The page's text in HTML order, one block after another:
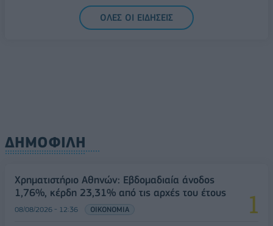
ΕΛΛΑΔΑ
Ειδικό Χωροταξικό για τον Τουρισμό: Οι νέοι
ΟΛΕΣ ΟΙ ΕΙΔΗΣΕΙΣ
ΔΗΜΟΦΙΛΗ
Χρηματιστήριο Αθηνών: Εβδομαδιαία άνοδος
1,76%, κέρδη 23,31% από τις αρχές του έτους
08/08/2026 - 12:36 ΟΙΚΟΝΟΜΙΑ